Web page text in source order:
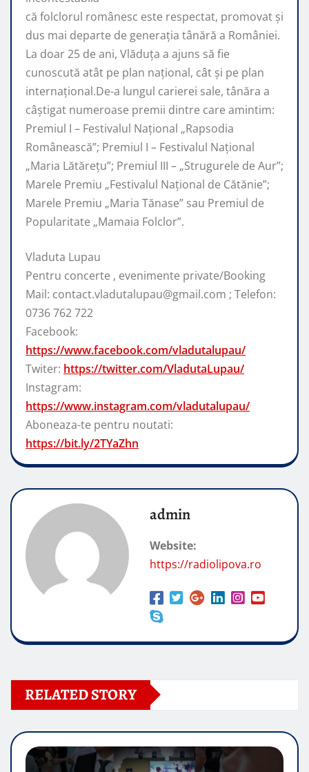
că folclorul românesc este respectat, promovat şi
dus mai departe de generaţia tânără a României.
La doar 25 de ani, Vlăduța a ajuns să fie
cunoscută atât pe plan naţional, cât şi pe plan
internaţional.De-a lungul carierei sale, tânăra a
câştigat numeroase premii dintre care amintim:
Premiul I – Festivalul Național „Rapsodia
Românească”; Premiul I – Festivalul Național
„Maria Lătărețu”; Premiul III – „Strugurele de Aur”;
Marele Premiu „Festivalul Național de Cătănie”;
Marele Premiu „Maria Tănase” sau Premiul de
Popularitate „Mamaia Folclor”.
Vladuta Lupau
Pentru concerte , evenimente private/Booking
Mail: contact.vladutalupau@gmail.com ; Telefon:
0736 762 722
Facebook:
https://www.facebook.com/vladutalupau/
Twiter: https://twitter.com/VladutaLupau/
Instagram:
https://www.instagram.com/vladutalupau/
Aboneaza-te pentru noutati:
https://bit.ly/2TYaZhn
admin
Website:
https://radiolipova.ro
RELATED STORY